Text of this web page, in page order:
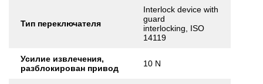
Тип переключателя
Interlock device with
guard
interlocking, ISO
14119
Усилие извлечения,
разблокирован привод
10 N